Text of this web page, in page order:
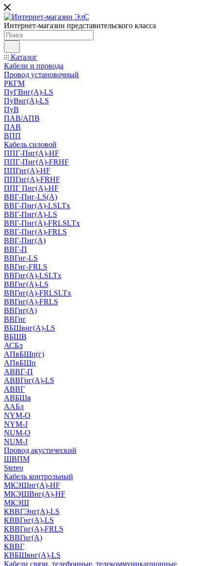
Интернет-магазин представительского класса
Каталог
Кабели и провода
Провод установочный
РКГМ
ПуГВнг(А)-LS
ПуВнг(А)-LS
ПуВ
ПАВ/АПВ
ПАВ
ВПП
Кабель силовой
ППГ-Пнг(А)-HF
ППГ-Пнг(А)-FRHF
ППГнг(А)-HF
ППГнг(А)-FRHF
ППГ Пнг(А)-HF
ВВГ-Пнг-LS(А)
ВВГ-Пнг(А)-LSLTx
ВВГ-Пнг(А)-LS
ВВГ-Пнг(А)-FRLSLTx
ВВГ-Пнг(А)-FRLS
ВВГ-Пнг(А)
ВВГ-П
ВВГнг-LS
ВВГнг-FRLS
ВВГнг(А)-LSLTx
ВВГнг(А)-LS
ВВГнг(А)-FRLSLTx
ВВГнг(А)-FRLS
ВВГнг(А)
ВВГнг
ВБШвнг(А)-LS
ВБШВ
АСБл
АПвБШп(г)
АПвБШп
АВВГ-П
АВВГнг(А)-LS
АВВГ
АВБШв
ААБл
NYM-O
NYM-J
NUM-О
NUM-J
Провод акустический
ШВПМ
Stereo
Кабель контрольный
МКЭШнг(A)-HF
МКЭШВнг(А)-HF
МКЭШ
КВВГЭнг(А)-LS
КВВГнг(А)-LS
КВВГнг(А)-FRLS
КВВГнг(А)
КВВГ
КВБШвнг(А)-LS
Кабели связи, телефонные, телекоммуникационные